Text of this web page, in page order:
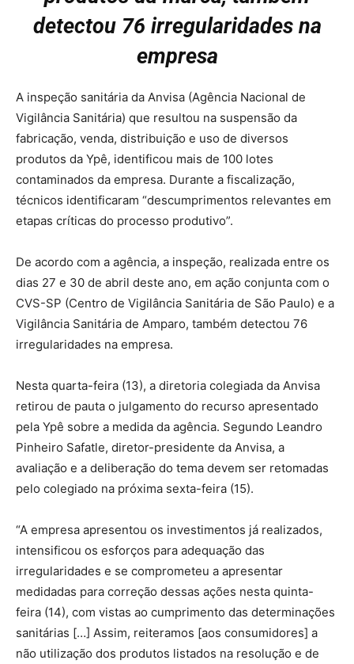
detectou 76 irregularidades na
empresa
A inspeção sanitária da Anvisa (Agência Nacional de
Vigilância Sanitária) que resultou na suspensão da
fabricação, venda, distribuição e uso de diversos
produtos da Ypê, identificou mais de 100 lotes
contaminados da empresa. Durante a fiscalização,
técnicos identificaram “descumprimentos relevantes em
etapas críticas do processo produtivo”.
De acordo com a agência, a inspeção, realizada entre os
dias 27 e 30 de abril deste ano, em ação conjunta com o
CVS-SP (Centro de Vigilância Sanitária de São Paulo) e a
Vigilância Sanitária de Amparo, também detectou 76
irregularidades na empresa.
Nesta quarta-feira (13), a diretoria colegiada da Anvisa
retirou de pauta o julgamento do recurso apresentado
pela Ypê sobre a medida da agência. Segundo Leandro
Pinheiro Safatle, diretor-presidente da Anvisa, a
avaliação e a deliberação do tema devem ser retomadas
pelo colegiado na próxima sexta-feira (15).
“A empresa apresentou os investimentos já realizados,
intensificou os esforços para adequação das
irregularidades e se comprometeu a apresentar
medidadas para correção dessas ações nesta quinta-
feira (14), com vistas ao cumprimento das determinações
sanitárias […] Assim, reiteramos [aos consumidores] a
não utilização dos produtos listados na resolução e de